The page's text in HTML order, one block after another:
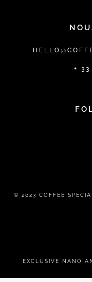
+
© 2023 COFFEE
EXCLUSIVE NANO